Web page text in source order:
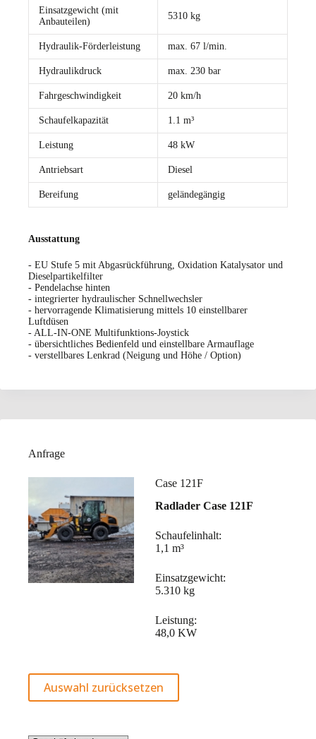
Einsatzgewicht (mit
Anbauteilen)
5310 kg
Hydraulik-Förderleistung max. 67 l/min.
Hydraulikdruck max. 230 bar
Fahrgeschwindigkeit 20 km/h
Schaufelkapazität 1.1 m³
Leistung 48 kW
Antriebsart Diesel
Bereifung geländegängig
Ausstattung
- EU Stufe 5 mit Abgasrückführung, Oxidation Katalysator und
Dieselpartikelfilter
- Pendelachse hinten
- integrierter hydraulischer Schnellwechsler
- hervorragende Klimatisierung mittels 10 einstellbarer
Luftdüsen
- ALL-IN-ONE Multifunktions-Joystick
- übersichtliches Bedienfeld und einstellbare Armauflage
- verstellbares Lenkrad (Neigung und Höhe / Option)
Anfrage
Case 121F
Radlader Case 121F
Schaufelinhalt:
1,1 m³
Einsatzgewicht:
5.310 kg
Leistung:
48,0 KW
Auswahl zurücksetzen